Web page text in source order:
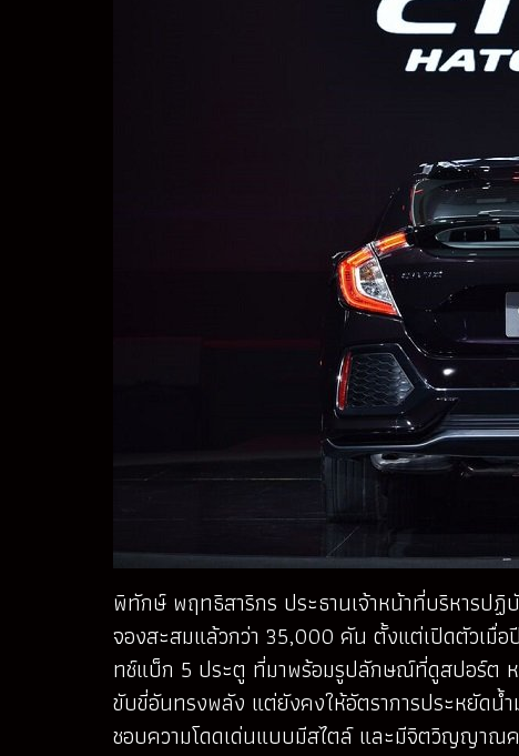
พิทักษ์ พฤทธิสาริกร ประธานเจ้าหน้าที่บริหารป
จองสะสมแล้วกว่า 35,000 คัน ตั้งแต่เปิดตัวเมื่
ทช์แบ็ก 5 ประตู ที่มาพร้อมรูปลักษณ์ที่ดูสปอร์ต ห
ขับขี่อันทรงพลัง แต่ยังคงให้อัตราการประหยัดน้
ชอบความโดดเด่นแบบมีสไตล์ และมีจิตวิญญาณ